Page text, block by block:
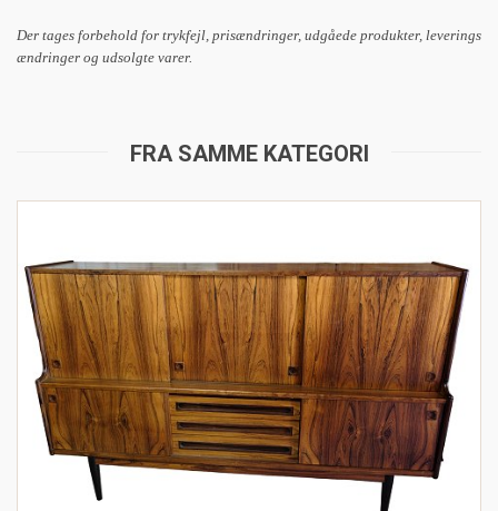
Der tages forbehold for trykfejl, prisændringer, udgåede produkter, leverings
ændringer og udsolgte varer.
FRA SAMME KATEGORI